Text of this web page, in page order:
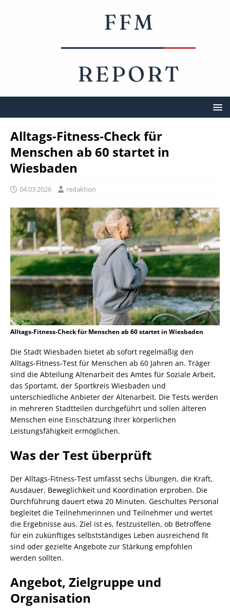
Alltags-Fitness-Check für
Menschen ab 60 startet in
Wiesbaden
04.03.2026 redaktion
Alltags-Fitness-Check für Menschen ab 60 startet in Wiesbaden
Die Stadt Wiesbaden bietet ab sofort regelmäßig den
Alltags-Fitness-Test für Menschen ab 60 Jahren an. Träger
sind die Abteilung Altenarbeit des Amtes für Soziale Arbeit,
das Sportamt, der Sportkreis Wiesbaden und
unterschiedliche Anbieter der Altenarbeit. Die Tests werden
in mehreren Stadtteilen durchgeführt und sollen älteren
Menschen eine Einschätzung ihrer körperlichen
Leistungsfähigkeit ermöglichen.
Was der Test überprüft
Der Alltags-Fitness-Test umfasst sechs Übungen, die Kraft,
Ausdauer, Beweglichkeit und Koordination erproben. Die
Durchführung dauert etwa 20 Minuten. Geschultes Personal
begleitet die Teilnehmerinnen und Teilnehmer und wertet
die Ergebnisse aus. Ziel ist es, festzustellen, ob Betroffene
für ein zukünftiges selbstständiges Leben ausreichend fit
sind oder gezielte Angebote zur Stärkung empfohlen
werden sollten.
Angebot, Zielgruppe und
Organisation